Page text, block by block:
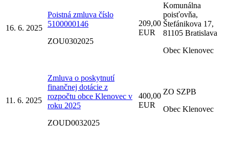
16. 6. 2025
Poistná zmluva číslo
5100000146
ZOU0302025
209,00
EUR
Komunálna
poisťovňa,
Štefánikova 17,
81105 Bratislava
Obec Klenovec
11. 6. 2025
Zmluva o poskytnutí
finančnej dotácie z
rozpočtu obce Klenovec v
roku 2025
ZOUD0032025
400,00
EUR
ZO SZPB
Obec Klenovec